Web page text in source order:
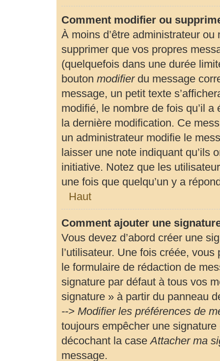
Comment modifier ou
À moins d’être administrateur
supprimer que vos propres
(quelquefois dans une durée
bouton modifierdu message
message, un petit texte
modifié, le nombre de fois qu’il
la dernière modification. Ce
un administrateur modifie le
laisser une note indiquant qu’ils
initiative. Notez que les
une fois que quelqu’un y a
Haut
Comment ajouter une
Vous devez d’abord créer une
l’utilisateur. Une fois créée,
le formulaire de rédaction de
signature par défaut à tous vos
signature » à partir du panneau
--> Modifier les préférences de
toujours empêcher une
décochant la caseAttacher ma
message.